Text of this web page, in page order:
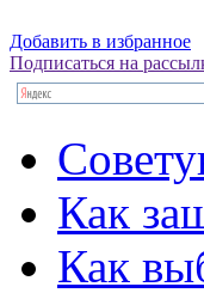
Добавить в избранное
Подписаться на
Как
Как